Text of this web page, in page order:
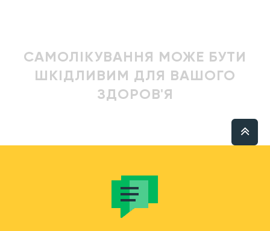
САМОЛІКУВАННЯ МОЖЕ БУТИ
ШКІДЛИВИМ ДЛЯ ВАШОГО
ЗДОРОВ'Я